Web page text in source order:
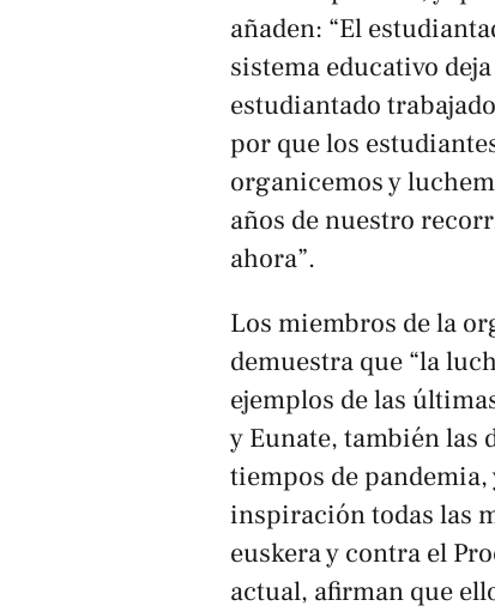
añaden: “El
sistema educativo
estudiantado
por que los
organicemos y
años de nuestro
ahora”.
Los miembros de la
demuestra que “la
ejemplos de las
y Eunate, también
tiempos de
inspiración todas las
euskera y contra el
actual, afirman que